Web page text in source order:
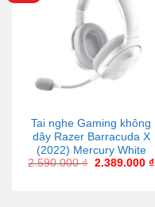
Tai nghe Gaming không
dây Razer Barracuda X
(2022) Mercury White
2.590.000₫ 2.389.000 ₫